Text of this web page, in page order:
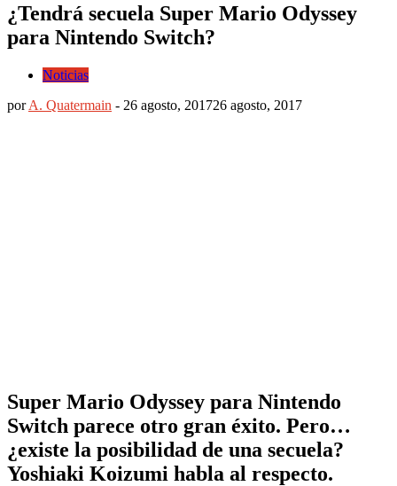
¿Tendrá secuela Super Mario Odyssey
para Nintendo Switch?
Noticias
porA. Quatermain - 26 agosto, 201726 agosto, 2017
Super Mario Odyssey para Nintendo
Switch parece otro gran éxito. Pero…
¿existe la posibilidad de una secuela?
Yoshiaki Koizumi habla al respecto.